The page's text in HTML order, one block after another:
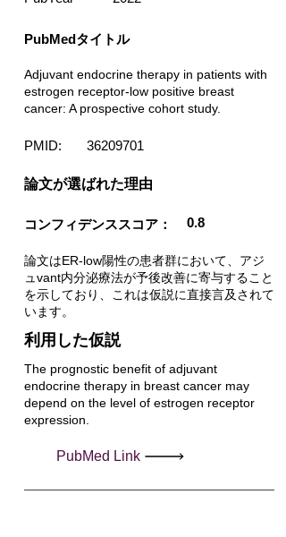
PubMedタイトル
Adjuvant endocrine therapy in patients with
estrogen receptor-low positive breast
cancer: A prospective cohort study.
PMID: 36209701
​論文が選ばれた理由
コンフィデンススコア： 0.8
論文はER-low陽性の患者群において、アジ
ュvant内分泌療法が予後改善に寄与すること
を示しており、これは仮説に直接言及されて
います。
利用した仮説
The prognostic benefit of adjuvant
endocrine therapy in breast cancer may
depend on the level of estrogen receptor
expression.
PubMed Link